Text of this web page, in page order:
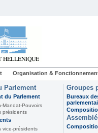
Organisation &
Parlement
du Parlement
Mandat-Pouvoirs
présidents
vice-présidents
Groupes
Bureaux